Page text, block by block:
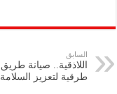
p
y
Li
eb
k
tt
السابق
طرقية لتعزيز السلامة